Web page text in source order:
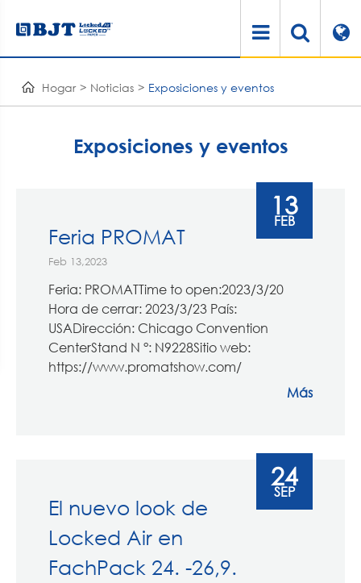
Hogar Noticias Exposiciones y eventos
Exposiciones y eventos
Feria PROMAT
Feb 13,2023
Feria: PROMATTime to open:2023/3/20
Hora de cerrar: 2023/3/23 País:
USADirección: Chicago Convention
CenterStand N °: N9228Sitio web:
https://www.promatshow.com/
Más
13
FEB
El nuevo look de
Locked Air en
FachPack 24. -26,9.
24
SEP